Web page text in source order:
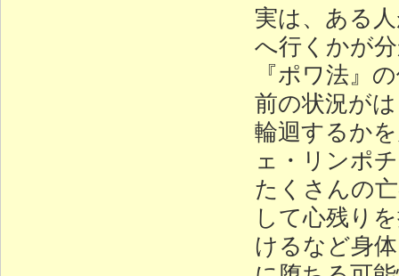
実は、ある
へ行くかが
『ポワ法』
前の状況が
輪迴するか
ェ・リンポ
たくさんの
して心残り
けるなど身